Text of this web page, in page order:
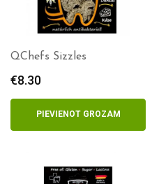
QChefs Sizzles
€8.30
PIEVIENOT GROZAM